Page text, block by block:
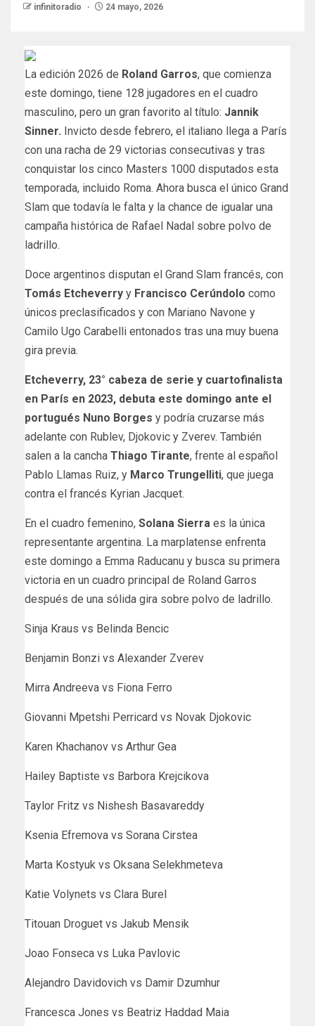
infinitoradio 24 mayo, 2026
La edición 2026 de Roland Garros, que comienza
este domingo, tiene 128 jugadores en el cuadro
masculino, pero un gran favorito al título: Jannik
Sinner. Invicto desde febrero, el italiano llega a París
con una racha de 29 victorias consecutivas y tras
conquistar los cinco Masters 1000 disputados esta
temporada, incluido Roma. Ahora busca el único Grand
Slam que todavía le falta y la chance de igualar una
campaña histórica de Rafael Nadal sobre polvo de
ladrillo.
Doce argentinos disputan el Grand Slam francés, con
Tomás Etcheverry y Francisco Cerúndolo como
únicos preclasificados y con Mariano Navone y
Camilo Ugo Carabelli entonados tras una muy buena
gira previa.
Etcheverry, 23° cabeza de serie y cuartofinalista
en París en 2023, debuta este domingo ante el
portugués Nuno Borges y podría cruzarse más
adelante con Rublev, Djokovic y Zverev. También
salen a la cancha Thiago Tirante, frente al español
Pablo Llamas Ruiz, y Marco Trungelliti, que juega
contra el francés Kyrian Jacquet.
En el cuadro femenino, Solana Sierra es la única
representante argentina. La marplatense enfrenta
este domingo a Emma Raducanu y busca su primera
victoria en un cuadro principal de Roland Garros
después de una sólida gira sobre polvo de ladrillo.
Sinja Kraus vs Belinda Bencic
Benjamin Bonzi vs Alexander Zverev
Mirra Andreeva vs Fiona Ferro
Giovanni Mpetshi Perricard vs Novak Djokovic
Karen Khachanov vs Arthur Gea
Hailey Baptiste vs Barbora Krejcikova
Taylor Fritz vs Nishesh Basavareddy
Ksenia Efremova vs Sorana Cirstea
Marta Kostyuk vs Oksana Selekhmeteva
Katie Volynets vs Clara Burel
Titouan Droguet vs Jakub Mensik
Joao Fonseca vs Luka Pavlovic
Alejandro Davidovich vs Damir Dzumhur
Francesca Jones vs Beatriz Haddad Maia